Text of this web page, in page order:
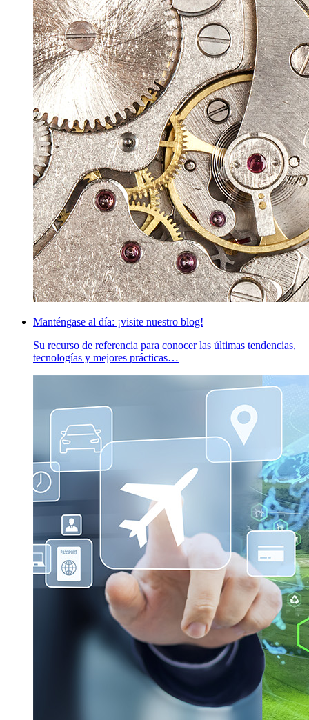
Manténgase al día: ¡visite nuestro blog!
Su recurso de referencia para conocer las últimas tendencias,
tecnologías y mejores prácticas…